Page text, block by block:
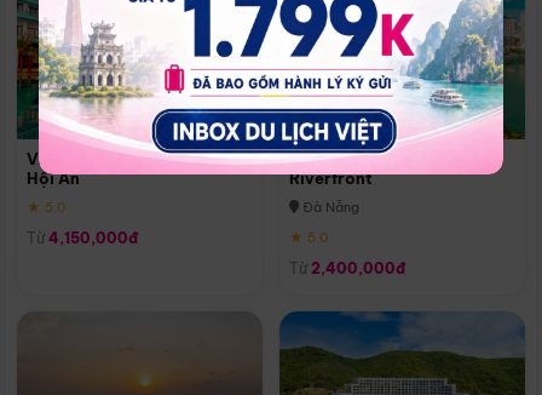
Vinpearl Resort & Golf Nam
Hội An
★ 5.0
Từ 4,150,000đ
Melia Vinpearl Danang
Riverfront
Đà Nẵng
★ 5.0
Từ 2,400,000đ